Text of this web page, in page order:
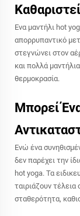
Ένα μαντήλι hot
απορρυπαντικό
στεγνώνει στον
και πολλά
θερμοκρασία.
Μπορεί
Ενώ ένα
δεν παρέχει την
hot yoga. Τα
ταιριάζουν τέλεια
σταθερότητα,